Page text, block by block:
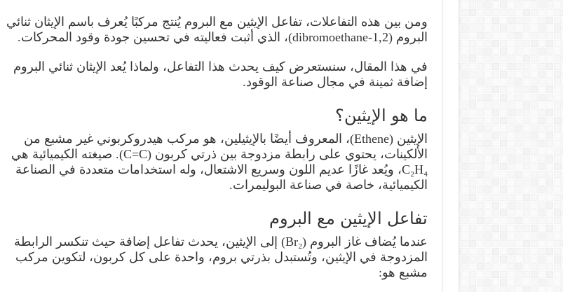
ومن بين هذه التفاعلات، تفاعل الإيثين مع البروم يُنتج مركبًا يُعرف باسم الإيثان ثنائي
البروم (1,2-dibromoethane)، الذي أثبت فعاليته في تحسين جودة وقود المحركات.
في هذا المقال، سنستعرض كيف يحدث هذا التفاعل، ولماذا يُعد الإيثان ثنائي البروم
إضافة ثمينة في مجال صناعة الوقود.
ما هو الإيثين؟
الإيثين (Ethene)، المعروف أيضًا بالإيثيلين، هو مركب هيدروكربوني غير مشبع من
الألكينات، يحتوي على رابطة مزدوجة بين ذرتي كربون (C=C). صيغته الكيميائية هي
C₂H₄، ويُعد غازًا عديم اللون وسريع الاشتعال، وله استخدامات متعددة في الصناعة
الكيميائية، خاصة في صناعة البوليمرات.
تفاعل الإيثين مع البروم
عندما يُضاف غاز البروم (Br₂) إلى الإيثين، يحدث تفاعل إضافة حيث تنكسر الرابطة
المزدوجة في الإيثين، وتُستبدل بذرتي بروم، واحدة على كل كربون، لتكوين مركب
مشبع هو: